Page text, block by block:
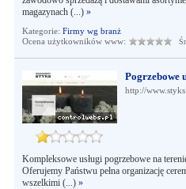
magazynach (...) »
Kategorie: Firmy wg branż
Ocena użytkowników www:
Pogrzebowe
http://
Kompleksowe usługi pogrzebowe na
Oferujemy Państwu pełna organizację
wszelkimi (...) »